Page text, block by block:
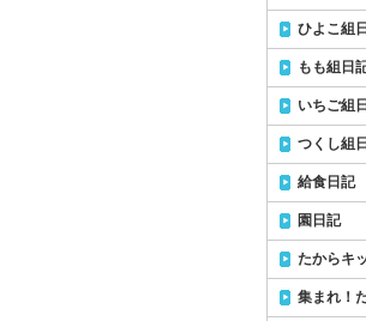
ひよこ組
もも組日
いちご組
つくし組
給食日記
園日記
たからキ
集まれ！